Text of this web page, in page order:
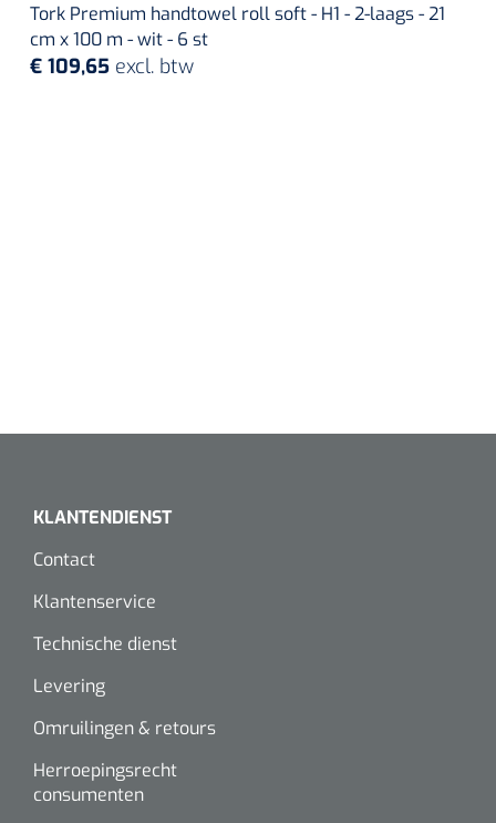
Tork Premium handtowel roll soft - H1 - 2-laags - 21
cm x 100 m - wit - 6 st
€ 109,65 excl. btw
KLANTENDIENST
Contact
Klantenservice
Technische dienst
Levering
Omruilingen & retours
Herroepingsrecht
consumenten